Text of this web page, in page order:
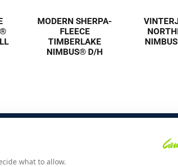
MODERN SHERPA-
FLEECE
TIMBERLAKE
NIMBUS® D/H
what to allow.